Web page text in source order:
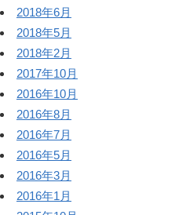
2018年6月
2018年5月
2018年2月
2017年10月
2016年10月
2016年8月
2016年7月
2016年5月
2016年3月
2016年1月